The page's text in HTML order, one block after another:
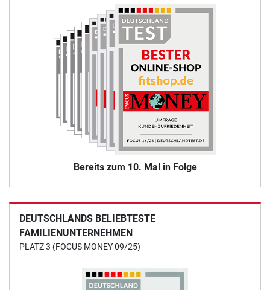
Bereits zum 10. Mal in Folge
DEUTSCHLANDS BELIEBTESTE
FAMILIENUNTERNEHMEN
PLATZ 3 (FOCUS MONEY 09/25)